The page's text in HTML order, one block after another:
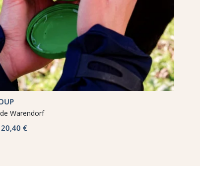
Warendorf
20,40 €